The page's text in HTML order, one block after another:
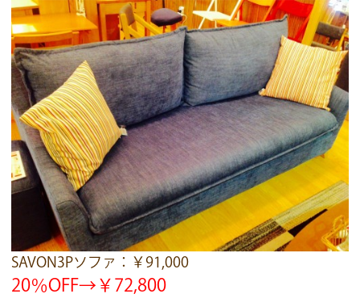
SAVON3Pソファ：￥91,000
20％OFF→￥72,800